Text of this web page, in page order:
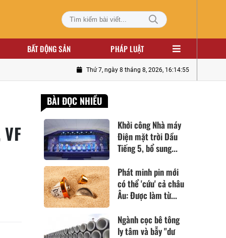
BẤT ĐỘNG SẢN PHÁP LUẬT
Thứ 7, ngày 8 tháng 8, 2026, 16:14:56
BÀI ĐỌC NHIỀU
Khởi công Nhà máy
Điện mặt trời Dầu
Tiếng 5, bổ sung...
Phát minh pin mới
có thể 'cứu' cả châu
Âu: Được làm từ...
Ngành cọc bê tông
ly tâm và bẫy "dư